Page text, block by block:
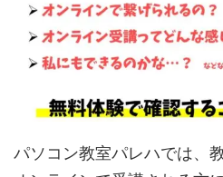
パソコン教室パレハでは、